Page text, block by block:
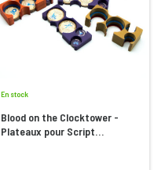
En stock
Blood on the Clocktower -
Plateaux pour Script